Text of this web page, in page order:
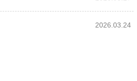
2026.03.24